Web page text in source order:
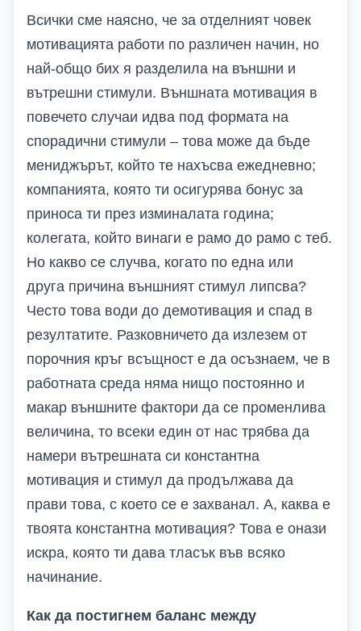
Всички сме наясно, че за отделният човек
мотивацията работи по различен начин, но
най-общо бих я разделила на външни и
вътрешни стимули. Външната мотивация в
повечето случаи идва под формата на
спорадични стимули – това може да бъде
мениджърът, който те нахъсва ежедневно;
компанията, която ти осигурява бонус за
приноса ти през изминалата година;
колегата, който винаги е рамо до рамо с теб.
Но какво се случва, когато по една или
друга причина външният стимул липсва?
Често това води до демотивация и спад в
резултатите. Разковничето да излезем от
порочния кръг всъщност е да осъзнаем, че в
работната среда няма нищо постоянно и
макар външните фактори да се променлива
величина, то всеки един от нас трябва да
намери вътрешната си константна
мотивация и стимул да продължава да
прави това, с което се е захванал. А, каква е
твоята константна мотивация? Това е онази
искра, която ти дава тласък във всяко
начинание.
Как да постигнем баланс между